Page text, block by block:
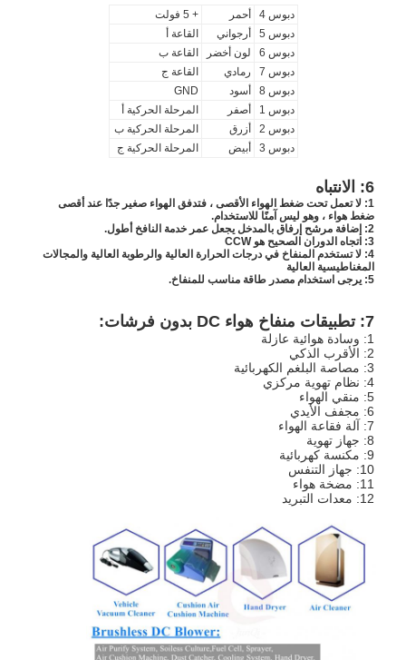
دبوس 4 أحمر
+ 5 فولت
دبوس 5
أرجواني
القاعة أ
دبوس 6
لون أخضر
القاعة ب
دبوس 7
رمادي
القاعة ج
دبوس 8
أسود
GND
دبوس 1
أصفر
المرحلة الحركية أ
دبوس 2
أزرق
المرحلة الحركية ب
دبوس 3
أبيض المرحلة الحركية ج
6: الانتباه
1: لا تعمل تحت ضغط الهواء الأقصى ، فتدفق الهواء صغير جدًا عند أقصى
ضغط هواء ، وهو ليس آمنًا للاستخدام.
2: إضافة مرشح إرفاق بالمدخل يجعل عمر خدمة النافخ أطول.
3: اتجاه الدوران الصحيح هو CCW
4: لا تستخدم المنفاخ في درجات الحرارة العالية والرطوبة العالية والمجالات
المغناطيسية العالية
5: يرجى استخدام مصدر طاقة مناسب للمنفاخ.
7: تطبيقات منفاخ هواء DC بدون فرشات:
1: وسادة هوائية عازلة
2: الأقرب الذكي
3: مصاصة البلغم الكهربائية
4: نظام تهوية مركزي
5: منقي الهواء
6: مجفف الأيدي
7: آلة فقاعة الهواء
8: جهاز تهوية
9: مكنسة كهربائية
10: جهاز التنفس
11: مضخة هواء
12: معدات التبريد